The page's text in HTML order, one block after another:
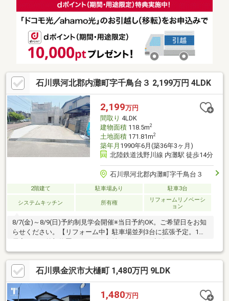
ス拡大を強力にサポート 。●新築年数不詳 ●境界非明示 ●増築
未登記あり ●現状有姿渡し●検査済証・確認済証無し ●設備点
石川県河北郡内灘町字千鳥台３ 2,199万円 4LDK
2,199万円
間取り 4LDK
建物面積118.5m2
土地面積171.81m2
築年月 1990年6月(築36年3ヶ月)
北陸鉄道浅野川線 内灘駅 徒歩14分
石川県河北郡内灘町字千鳥台３
2階建て 駐車場あり 駐車3台
システムキッチン 所有権
リフォームリノベーシ
ョン
8/7(金)～8/9(日)予約制見学会開催※当日予約OK。ご希望日をお知
らせください。【リフォーム中】駐車場並列3台に拡張予定。1階
居室あり＆外部物置あります。角地でゆったり生活はいかがです
か？
石川県金沢市大樋町 1,480万円 9LDK
1,480万円